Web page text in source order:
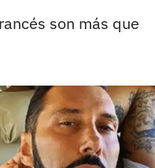
son más que